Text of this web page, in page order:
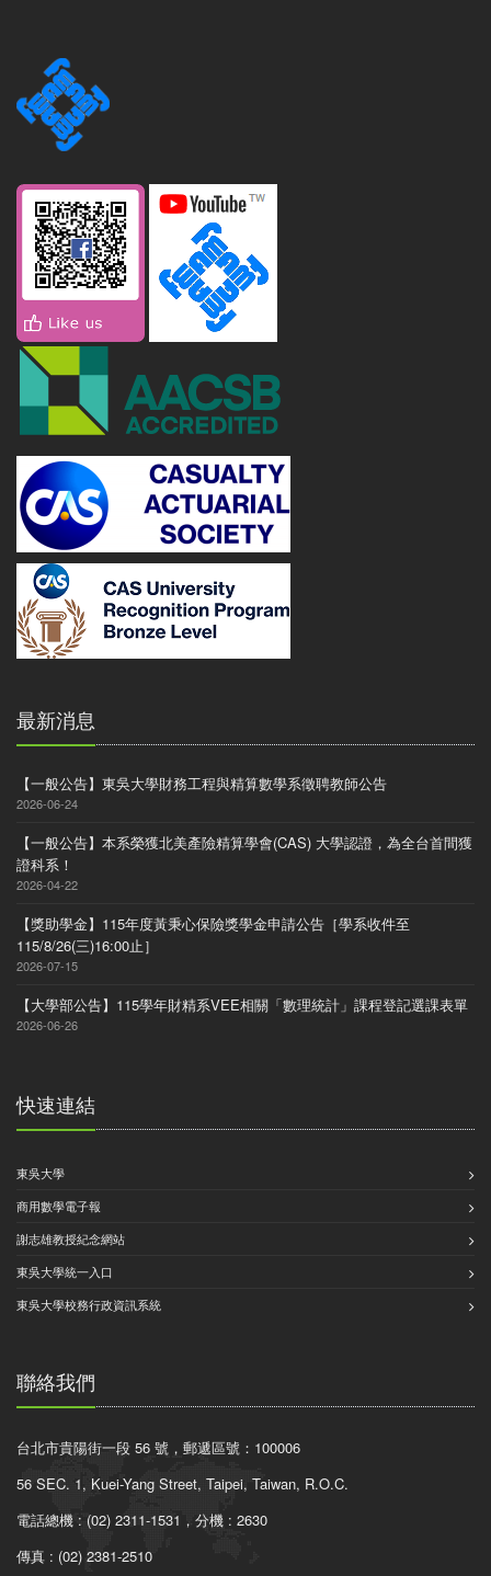
最新消息
【一般公告】東吳大學財務工程與精算數學系徵聘教師公告
2026-06-24
【一般公告】本系榮獲北美產險精算學會(CAS) 大學認證，為全台首間獲
證科系！
2026-04-22
【獎助學金】115年度黃秉心保險獎學金申請公告［學系收件至
115/8/26(三)16:00止］
2026-07-15
【大學部公告】115學年財精系VEE相關「數理統計」課程登記選課表單
2026-06-26
快速連結
東吳大學
商用數學電子報
謝志雄教授紀念網站
東吳大學統一入口
東吳大學校務行政資訊系統
聯絡我們
台北市貴陽街一段 56 號，郵遞區號：100006
56 SEC. 1, Kuei-Yang Street, Taipei, Taiwan, R.O.C.
電話總機 : (02) 2311-1531，分機 : 2630
傳真 : (02) 2381-2510